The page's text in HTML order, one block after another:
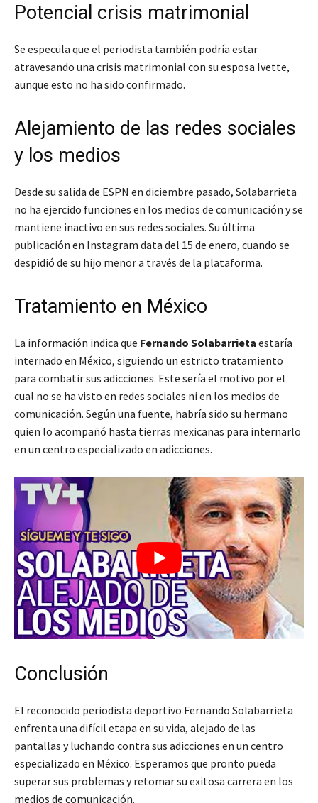
Potencial crisis matrimonial
Se especula que el periodista también podría estar
atravesando una crisis matrimonial con su esposa Ivette,
aunque esto no ha sido confirmado.
Alejamiento de las redes sociales
y los medios
Desde su salida de ESPN en diciembre pasado, Solabarrieta
no ha ejercido funciones en los medios de comunicación y se
mantiene inactivo en sus redes sociales. Su última
publicación en Instagram data del 15 de enero, cuando se
despidió de su hijo menor a través de la plataforma.
Tratamiento en México
La información indica que Fernando Solabarrieta estaría
internado en México, siguiendo un estricto tratamiento
para combatir sus adicciones. Este sería el motivo por el
cual no se ha visto en redes sociales ni en los medios de
comunicación. Según una fuente, habría sido su hermano
quien lo acompañó hasta tierras mexicanas para internarlo
en un centro especializado en adicciones.
Conclusión
El reconocido periodista deportivo Fernando Solabarrieta
enfrenta una difícil etapa en su vida, alejado de las
pantallas y luchando contra sus adicciones en un centro
especializado en México. Esperamos que pronto pueda
superar sus problemas y retomar su exitosa carrera en los
medios de comunicación.